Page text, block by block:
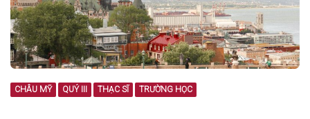
CHÂU MỸ QUÝ III THẠC SĨ TRƯỜNG HỌC